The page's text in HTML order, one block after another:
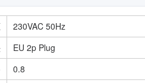
230VAC 50Hz
EU 2p Plug
0.8